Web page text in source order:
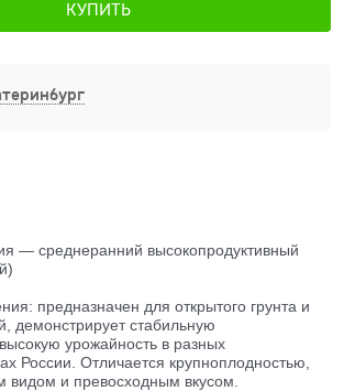
КУПИТЬ
— среднеранний высокопродуктивный
предназначен для открытого грунта и
демонстрирует стабильную
урожайность в разных
России. Отличается крупноплодностью,
и превосходным вкусом.